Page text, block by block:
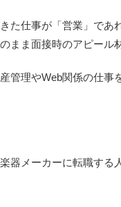
た仕事が「営業」であ
まま面接時のアピール
管理やWeb関係の仕事
器メーカーに転職する